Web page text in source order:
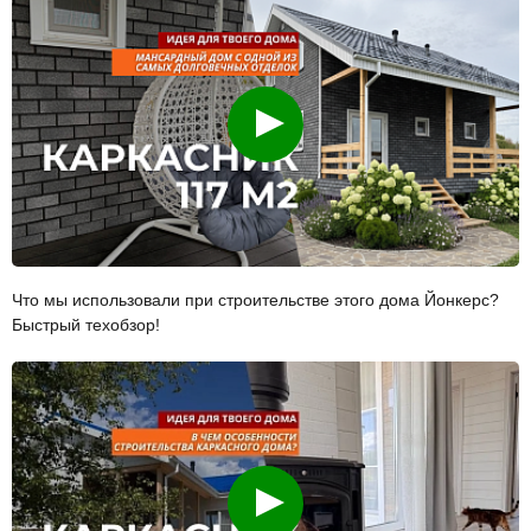
Смотреть
Что мы использовали при строительстве этого дома Йонкерс?
Быстрый техобзор!
Смотреть